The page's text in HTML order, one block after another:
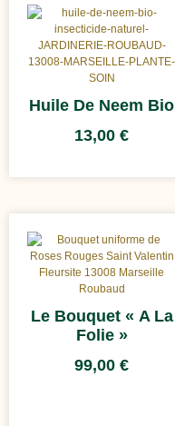
Huile De Neem Bio
13,00 €
Le Bouquet « A La
Folie »
99,00 €